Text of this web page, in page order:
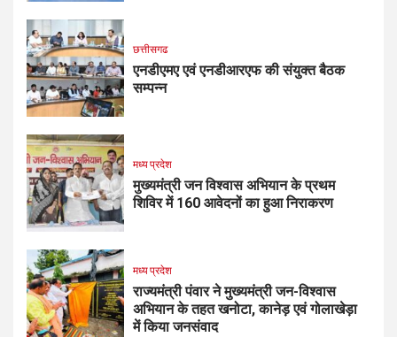
छत्तीसगढ
एनडीएमए एवं एनडीआरएफ की संयुक्त बैठक
सम्पन्न
मध्य प्रदेश
मुख्यमंत्री जन विश्वास अभियान के प्रथम
शिविर में 160 आवेदनों का हुआ निराकरण
मध्य प्रदेश
राज्यमंत्री पंवार ने मुख्यमंत्री जन-विश्वास
अभियान के तहत खनोटा, कानेड़ एवं गोलाखेड़ा
में किया जनसंवाद